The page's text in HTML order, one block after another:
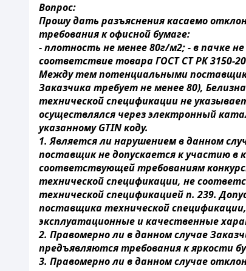
Вопрос:
Прошу дать разъяснения касаемо
требования к офисной бумаге:
- плотность не менее 80г/м2; - в пачке
соответствие товара ГОСТ СТ РК 3150-
Между тем потенциальными
Заказчика требует не менее 80),
технической спецификации не
осуществлялся через электронный
указанному GTIN коду.
1. Является ли нарушением в данном
поставщик не допускается к участию в
соответствующей требованиям
технической спецификации, не
технической спецификацией п. 239.
поставщика технической
эксплуатационные и качественные
2. Правомерно ли в данном случае
предъявляются требования к яркости
3. Правомерно ли в данном случае